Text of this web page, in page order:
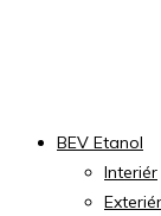
BEV Etanol
Interiér
Exteriér